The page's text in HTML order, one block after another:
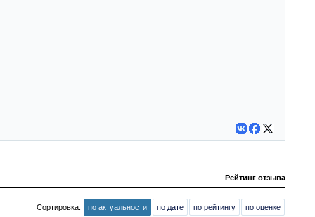
Рейтинг отзыва
Сортировка: по актуальности по дате по рейтингу по оценке